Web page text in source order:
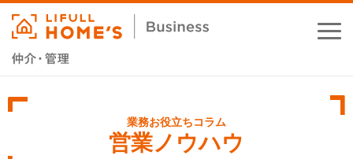
業務支援サービス
営業ノウハウ